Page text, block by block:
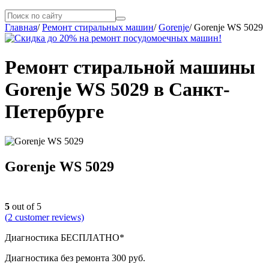
Главная/Ремонт стиральных машин/Gorenje/Gorenje WS 5029
Ремонт стиральной машины
Gorenje WS 5029 в Санкт-
Петербурге
Gorenje WS 5029
5 out of 5
(2 customer reviews)
Диагностика БЕСПЛАТНО*
Диагностика без ремонта 300 руб.